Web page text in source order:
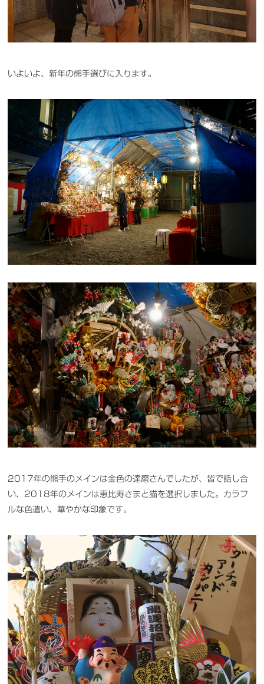
いよいよ、新年の熊手選びに入ります。
2017年の熊手のメインは金色の達磨さんでしたが、皆で話し合
い、2018年のメインは恵比寿さまと猫を選択しました。カラフ
ルな色遣い、華やかな印象です。